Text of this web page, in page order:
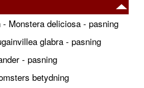
- Monstera deliciosa - pasning
glabra - pasning
- pasning
betydning